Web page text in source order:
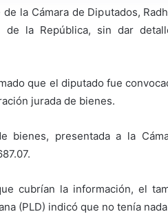
la Cámara de Diputados,
de la República, sin dar
que el diputado fue
jurada de bienes.
bienes, presentada a la
cubrían la información, el
(PLD) indicó que no tenía